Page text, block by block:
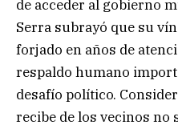
de acceder al gobierno
Serra subrayó que su
forjado en años de
respaldo humano
desafío político.
recibe de los vecinos no